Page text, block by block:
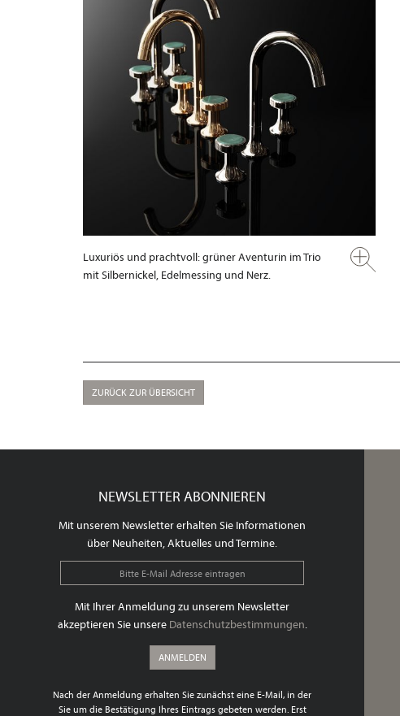
Luxuriös und prachtvoll: grüner Aventurin im Trio
mit Silbernickel, Edelmessing und Nerz.
ZURÜCK ZUR ÜBERSICHT
NEWSLETTER ABONNIEREN
Mit unserem Newsletter erhalten Sie Informationen
über Neuheiten, Aktuelles und Termine.
Mit Ihrer Anmeldung zu unserem Newsletter
akzeptieren Sie unsere Datenschutzbestimmungen.
ANMELDEN
Nach der Anmeldung erhalten Sie zunächst eine E-Mail, in der
Sie um die Bestätigung Ihres Eintrags gebeten werden. Erst